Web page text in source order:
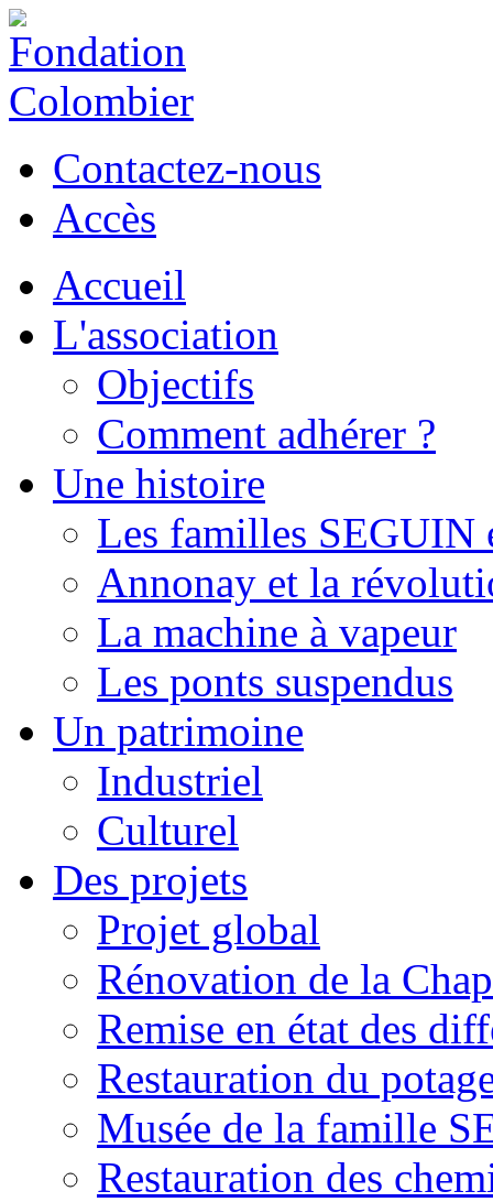
Contactez-nous
Accès
Accueil
L'association
Objectifs
Comment adhérer ?
Une histoire
Les familles
Annonay et la
La machine à vapeur
Les ponts suspendus
Un patrimoine
Industriel
Culturel
Des projets
Projet global
Rénovation de la
Remise en état des
Restauration du
Musée de la famille
Restauration des